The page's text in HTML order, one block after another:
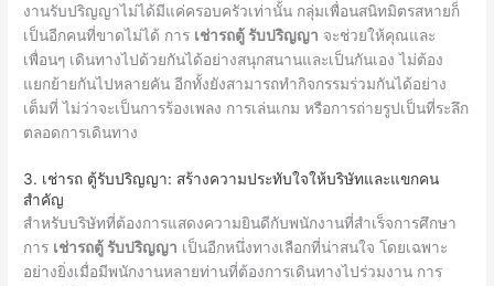
งานรับปริญญาไม่ได้มีแค่ครอบครัวเท่านั้น กลุ่มเพื่อนสนิทมิตรสหายก็
เป็นอีกคนที่ขาดไม่ได้ การ เช่ารถตู้ รับปริญญา จะช่วยให้คุณและ
เพื่อนๆ เดินทางไปด้วยกันได้อย่างสนุกสนานและเป็นกันเอง ไม่ต้อง
แยกย้ายกันไปหลายคัน อีกทั้งยังสามารถทำกิจกรรมร่วมกันได้อย่าง
เต็มที่ ไม่ว่าจะเป็นการร้องเพลง การเล่นเกม หรือการถ่ายรูปเป็นที่ระลึก
ตลอดการเดินทาง
3. เช่ารถ ตู้รับปริญญา: สร้างความประทับใจให้บริษัทและแขกคน
สำคัญ
สำหรับบริษัทที่ต้องการแสดงความยินดีกับพนักงานที่สำเร็จการศึกษา
การ เช่ารถตู้ รับปริญญา เป็นอีกหนึ่งทางเลือกที่น่าสนใจ โดยเฉพาะ
อย่างยิ่งเมื่อมีพนักงานหลายท่านที่ต้องการเดินทางไปร่วมงาน การ